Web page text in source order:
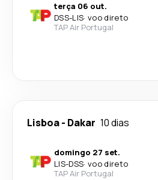
terça 06 out.
DSS-LIS· voo direto
TAP Air Portugal
Lisboa- Dakar 10 dias
domingo 27 set.
LIS-DSS· voo direto
TAP Air Portugal